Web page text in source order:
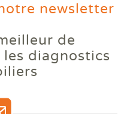
trop
le
newsletter
de
les diagnostics